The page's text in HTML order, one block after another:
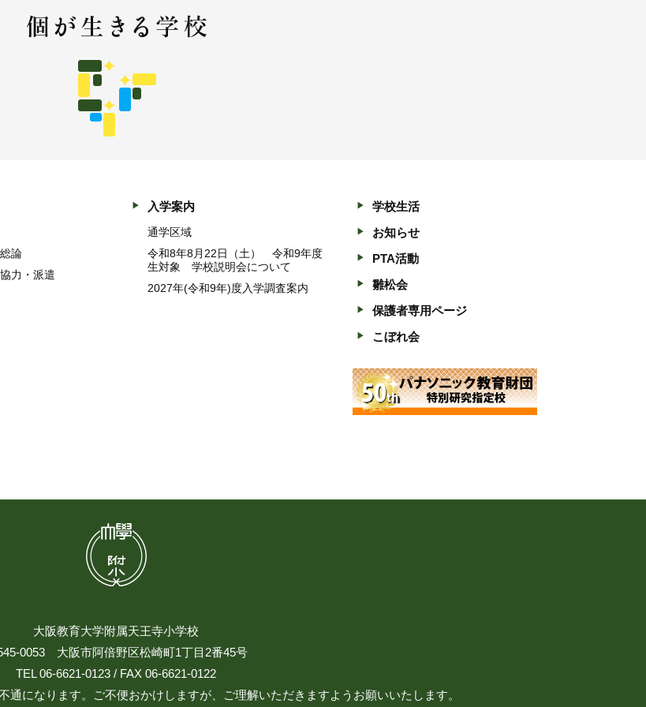
論
力・派遣
入学案内
通学区域
令和8年8月22日（土） 令和9年度
生対象 学校説明会について
2027年(令和9年)度入学調査案内
学校生活
お知らせ
PTA活動
雛松会
保護者専用ページ
こぼれ会
大阪教育大学附属天王寺小学校
0053 大阪市阿倍野区松崎町1丁目2番45号
TEL 06-6621-0123 / FAX 06-6621-0122
になります。ご不便おかけしますが、ご理解いただきますようお願いいたします。